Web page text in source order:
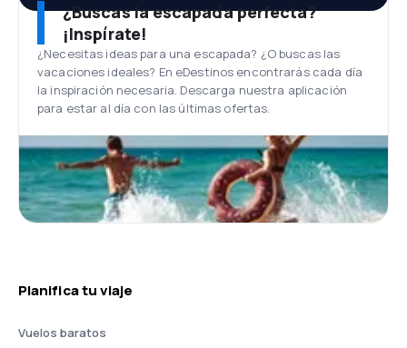
¿Buscas la escapada perfecta?
¡Inspírate!
¿Necesitas ideas para una escapada? ¿O buscas las
vacaciones ideales? En eDestinos encontrarás cada día
la inspiración necesaria. Descarga nuestra aplicación
para estar al día con las últimas ofertas.
Planifica tu viaje
Vuelos baratos